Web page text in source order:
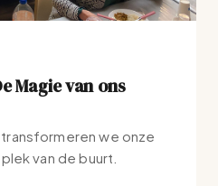
Magie van ons
we onze
van de buurt.